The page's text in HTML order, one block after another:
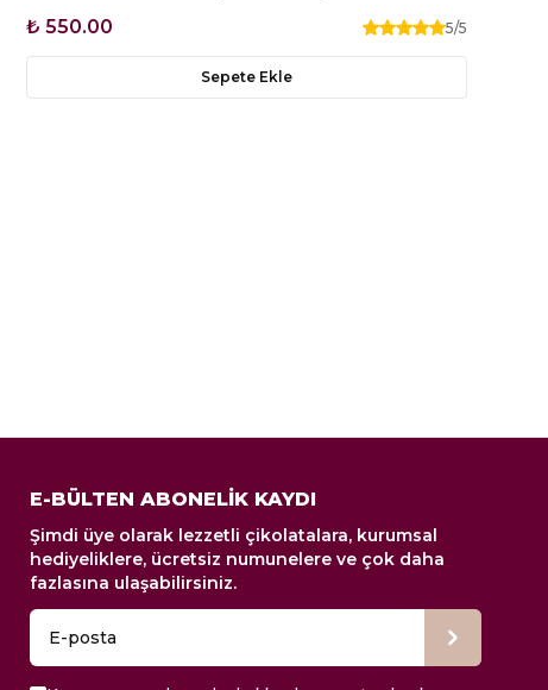
₺ 550.00 5/5
Sepete Ekle
E-BÜLTEN ABONELİK KAYDI
Şimdi üye olarak lezzetli çikolatalara, kurumsal
hediyeliklere, ücretsiz numunelere ve çok daha
fazlasına ulaşabilirsiniz.